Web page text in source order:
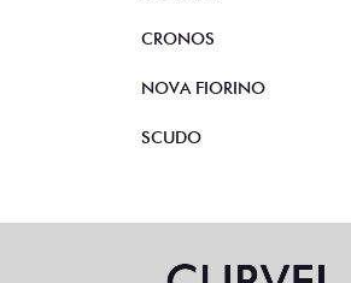
CRONOS
NOVA FIORINO
SCUDO